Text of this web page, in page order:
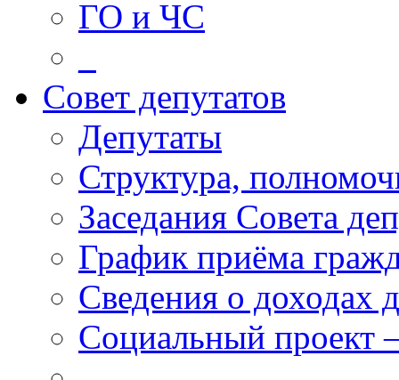
ГО и ЧС
Совет депутатов
Депутаты
Структура,
Заседания Совета
График приёма
Сведения о доходах
Социальный проект